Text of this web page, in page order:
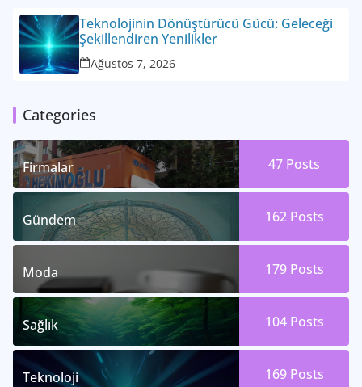
Teknolojinin Dönüştürücü Gücü: Geleceği
Şekillendiren Yenilikler
Ağustos 7, 2026
Categories
Firmalar 47 Posts
Gündem 162 Posts
Moda 179 Posts
Sağlık 104 Posts
Teknoloji 169 Posts